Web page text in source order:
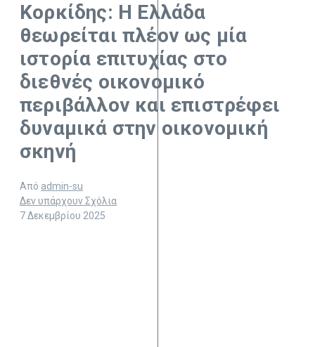
Κορκίδης: Η Ελλάδα
θεωρείται πλέον ως μία
ιστορία επιτυχίας στο
διεθνές οικονομικό
περιβάλλον και επιστρέφει
δυναμικά στην οικονομική
σκηνή
Από admin-su
Δεν υπάρχουν Σχόλια
7 Δεκεμβρίου 2025